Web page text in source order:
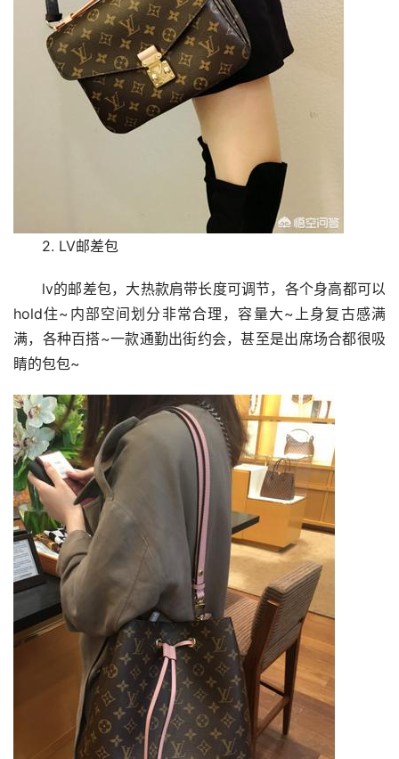
2. LV邮差包
lv的邮差包，大热款肩带长度可调节，各个身高都可以
hold住~内部空间划分非常合理，容量大~上身复古感满
满，各种百搭~一款通勤出街约会，甚至是出席场合都很吸
睛的包包~